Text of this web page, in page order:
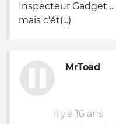
Inspecteur Gadget
mais c'ét(...)
MrToad
il y a 16 ans